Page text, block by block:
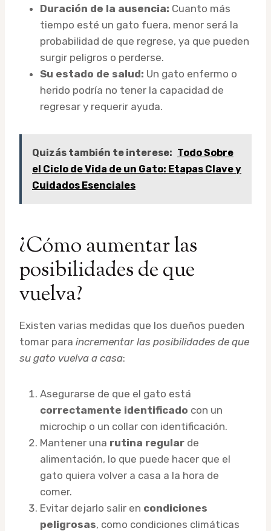
Duración de la ausencia: Cuanto más
tiempo esté un gato fuera, menor será la
probabilidad de que regrese, ya que pueden
surgir peligros o perderse.
Su estado de salud: Un gato enfermo o
herido podría no tener la capacidad de
regresar y requerir ayuda.
Quizás también te interese: Todo Sobre
el Ciclo de Vida de un Gato: Etapas Clave y
Cuidados Esenciales
¿Cómo aumentar las
posibilidades de que
vuelva?
Existen varias medidas que los dueños pueden
tomar para incrementar las posibilidades de que
su gato vuelva a casa:
Asegurarse de que el gato está
correctamente identificado con un
microchip o un collar con identificación.
Mantener una rutina regular de
alimentación, lo que puede hacer que el
gato quiera volver a casa a la hora de
comer.
Evitar dejarlo salir en condiciones
peligrosas, como condiciones climáticas